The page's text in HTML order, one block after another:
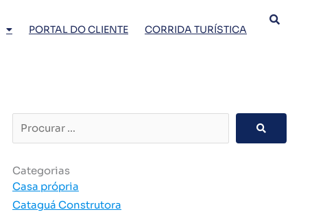
PORTAL DO CLIENTE CORRIDA TURÍSTICA
Procurar
…
Categorias
Casa própria
Cataguá Construtora